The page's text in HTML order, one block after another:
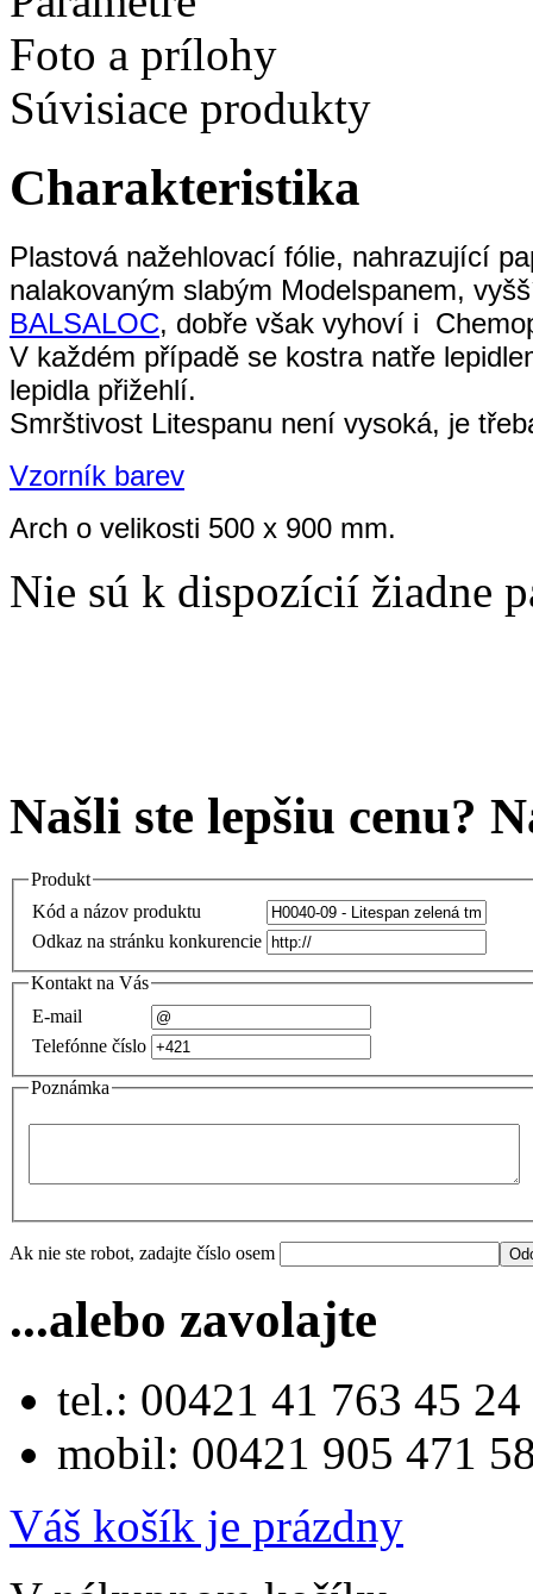
Foto a prílohy
Súvisiace produkty
Charakteristika
Plastová nažehlovací fólie, nahrazující
nalakovaným slabým Modelspanem,
BALSALOC, dobře však vyhoví i
V každém případě se kostra natře
lepidla přižehlí.
Smrštivost Litespanu není vysoká, je
Vzorník barev
Arch o velikosti 500 x 900 mm.
Nie sú k dispozícií žiadne
Našli ste lepšiu cenu?
Produkt
Kód a názov produktu
Odkaz na stránku konkurencie
Kontakt na Vás
E-mail
Telefónne číslo
Poznámka
Ak nie ste robot, zadajte číslo osem
...alebo zavolajte
tel.: 00421 41 763 45 24
mobil: 00421 905 471
Váš košík je prázdny